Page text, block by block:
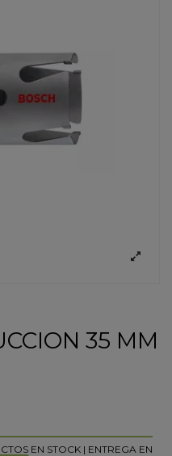
35 MM
EN STOCK | ENTREGA EN